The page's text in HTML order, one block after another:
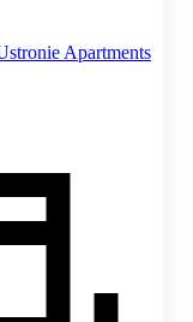
Apartments